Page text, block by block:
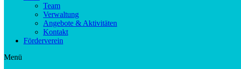
Team
Verwaltung
Angebote & Aktivitäten
Kontakt
Förderverein
Menü